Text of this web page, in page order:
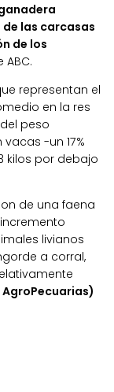
las carcasas
de los
representan el
en la res
peso
-un 17%
kilos por debajo
de una faena
livianos
a corral,